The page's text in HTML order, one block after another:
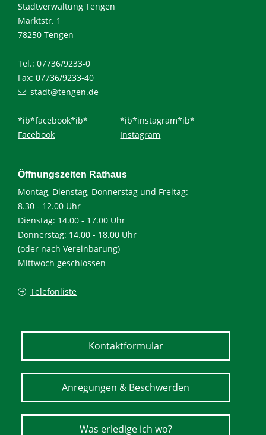
Stadtverwaltung Tengen
Marktstr. 1
78250 Tengen
Tel.: 07736/9233-0
Fax: 07736/9233-40
stadt@tengen.de
*ib*facebook*ib*
Facebook
*ib*instagram*ib*
Instagram
Öffnungszeiten Rathaus
Montag, Dienstag, Donnerstag und Freitag:
8.30 - 12.00 Uhr
Dienstag: 14.00 - 17.00 Uhr
Donnerstag: 14.00 - 18.00 Uhr
(oder nach Vereinbarung)
Mittwoch geschlossen
Telefonliste
Kontaktformular
Anregungen & Beschwerden
Was erledige ich wo?